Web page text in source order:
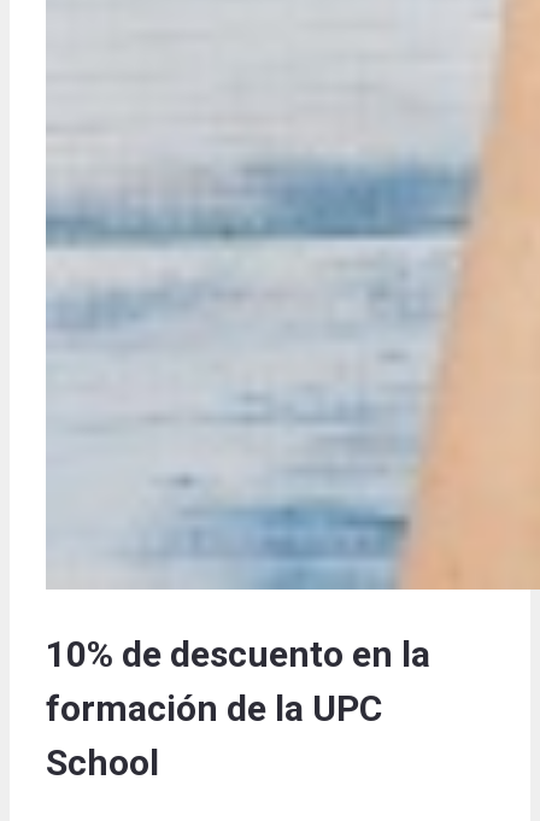
10% de descuento en la
formación de la UPC
School